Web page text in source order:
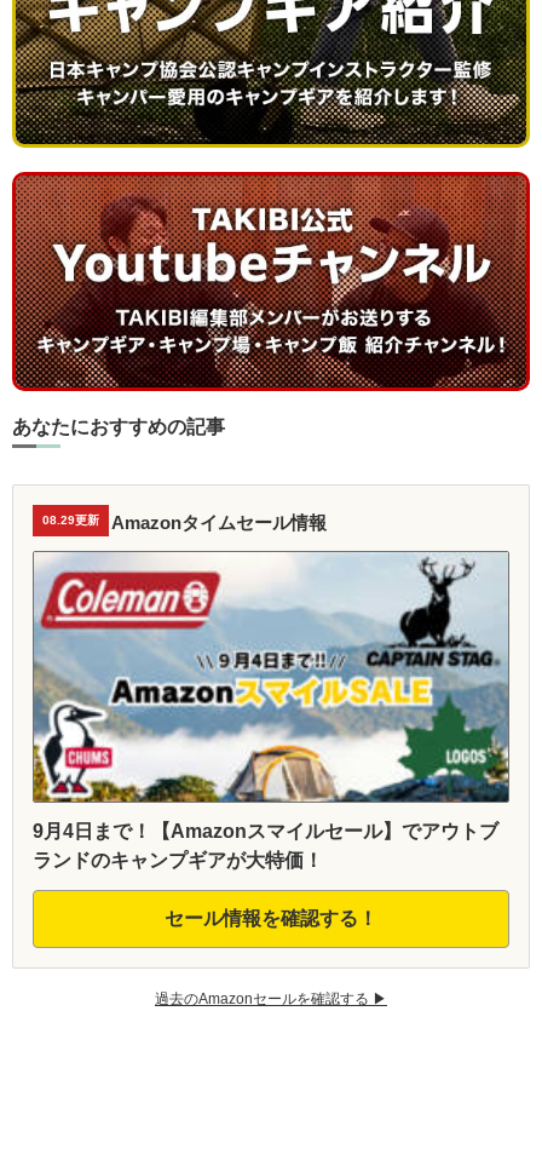
あなたにおすすめの記事
08.29更新 Amazonタイムセール情報
9月4日まで！【Amazonスマイルセール】でアウトブ
ランドのキャンプギアが大特価！
セール情報を確認する！
過去のAmazonセールを確認する ▶︎